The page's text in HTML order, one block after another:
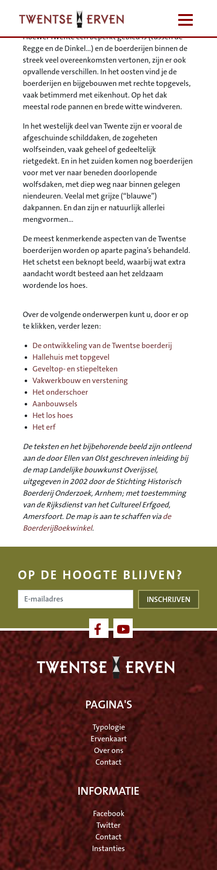
Typologie
Hoewel Twente een beperkt gebied is (tussen de
Regge en de Dinkel…) en de boerderijen binnen de
streek veel overeenkomsten vertonen, zijn er ook
opvallende verschillen. In het oosten vind je de
boerderijen en bijgebouwen met rechte topgevels,
vaak betimmerd met eikenhout. Op het dak
meestal rode pannen en brede witte windveren.
In het westelijk deel van Twente zijn er vooral de
afgeschuinde schilddaken, de zogeheten
wolfseinden, vaak geheel of gedeeltelijk
rietgedekt. En in het zuiden komen nog boerderijen
voor met ver naar beneden doorlopende
wolfsdaken, met diep weg naar binnen gelegen
niendeuren. Veelal met grijze (“blauwe”)
dakpannen. En dan zijn er natuurlijk allerlei
mengvormen…
De meest kenmerkende aspecten van de Twentse
boerderijen worden op aparte pagina’s behandeld.
Het schetst een beknopt beeld, waarbij wat extra
aandacht wordt besteed aan het zeldzaam
wordende los hoes.
Over de volgende onderwerpen kunt u, door er op
te klikken, verder lezen:
De ontwikkeling van de Twentse boerderij
Hallehuis met topgevel
Geveltop- en stiepelteken
Vakwerkbouw en verstening
Het onderschoer
Aanbouwsels
Het los hoes
Het erf
De teksten en het bijbehorende beeld zijn ontleend
aan de door Ellen van Olst geschreven inleiding bij
de map Landelijke bouwkunst Overijssel,
uitgegeven in 2002 door de Stichting Historisch
Boerderij Onderzoek, Arnhem; met toestemming
van de Rijksdienst van het Cultureel Erfgoed,
Amersfoort. De map is aan te schaffen viade
BoerderijBoekwinkel.
OP DE HOOGTE BLIJVEN?
PAGINA'S
Typologie
Ervenkaart
Over ons
Contact
INFORMATIE
Facebook
Twitter
Contact
Instanties